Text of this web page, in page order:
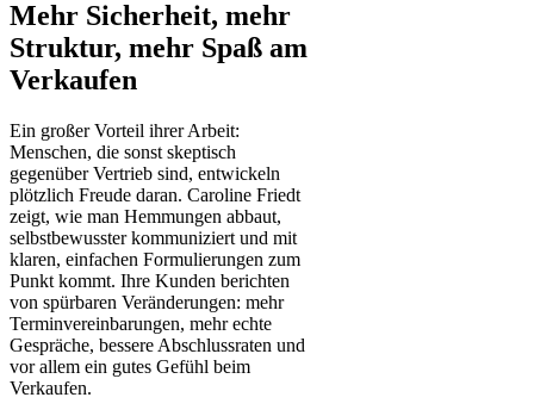
Mehr Sicherheit, mehr
Struktur, mehr Spaß am
Verkaufen
Ein großer Vorteil ihrer Arbeit:
Menschen, die sonst skeptisch
gegenüber Vertrieb sind, entwickeln
plötzlich Freude daran. Caroline Friedt
zeigt, wie man Hemmungen abbaut,
selbstbewusster kommuniziert und mit
klaren, einfachen Formulierungen zum
Punkt kommt. Ihre Kunden berichten
von spürbaren Veränderungen: mehr
Terminvereinbarungen, mehr echte
Gespräche, bessere Abschlussraten und
vor allem ein gutes Gefühl beim
Verkaufen.